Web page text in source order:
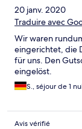
20 janv. 2020
Traduire avec
Wir waren
eingerichtet, die
für uns. Den
eingelöst.
S., séjour de 1
Avis vérifié